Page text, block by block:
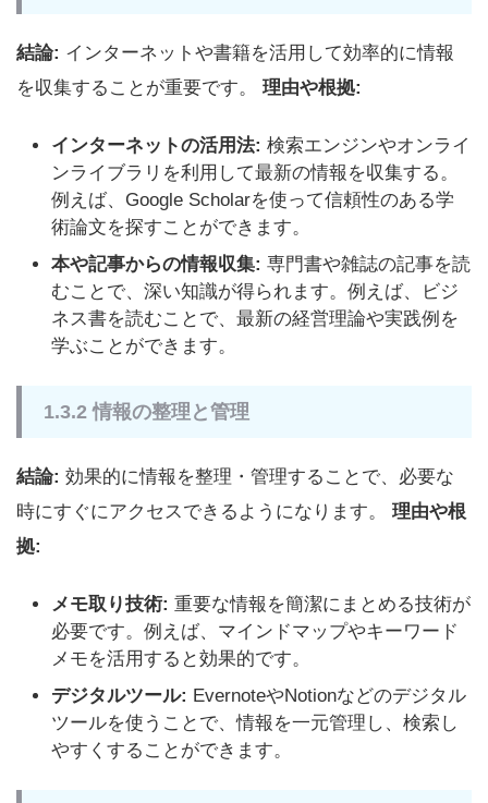
結論: インターネットや書籍を活用して効率的に情報
を収集することが重要です。 理由や根拠:
インターネットの活用法: 検索エンジンやオンライ
ンライブラリを利用して最新の情報を収集する。
例えば、Google Scholarを使って信頼性のある学
術論文を探すことができます。
本や記事からの情報収集: 専門書や雑誌の記事を読
むことで、深い知識が得られます。例えば、ビジ
ネス書を読むことで、最新の経営理論や実践例を
学ぶことができます。
1.3.2 情報の整理と管理
結論: 効果的に情報を整理・管理することで、必要な
時にすぐにアクセスできるようになります。 理由や根
拠:
メモ取り技術: 重要な情報を簡潔にまとめる技術が
必要です。例えば、マインドマップやキーワード
メモを活用すると効果的です。
デジタルツール: EvernoteやNotionなどのデジタル
ツールを使うことで、情報を一元管理し、検索し
やすくすることができます。